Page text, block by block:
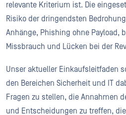
relevante Kriterium ist. Die
Risiko der dringendsten
Anhänge, Phishing ohne Payload,
Missbrauch und Lücken bei der
Unser aktueller Einkaufsleitfaden
den Bereichen Sicherheit und IT
Fragen zu stellen, die Annahmen
und Entscheidungen zu treffen,